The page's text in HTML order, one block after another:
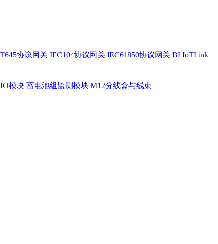
协议网关 IEC104协议网关 IEC61850协议网关 BLIoTLink
模块 蓄电池组监测模块 M12分线盒与线束